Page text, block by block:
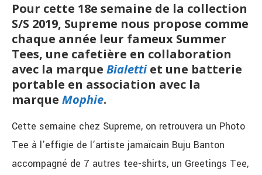
Pour cette 18e semaine de la collection
S/S 2019, Supreme nous propose comme
chaque année leur fameux Summer
Tees, une cafetière en collaboration
avec la marque Bialetti et une batterie
portable en association avec la
marque Mophie.
Cette semaine chez Supreme, on retrouvera un Photo
Tee à l’effigie de l’artiste jamaïcain Buju Banton
accompagné de 7 autres tee-shirts, un Greetings Tee,